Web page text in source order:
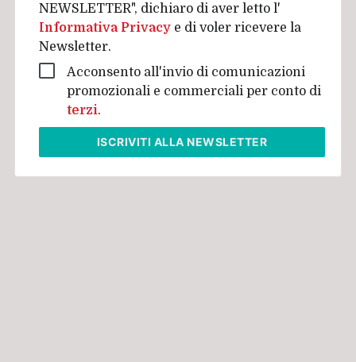
NEWSLETTER", dichiaro di aver letto l'
Informativa Privacy e di voler ricevere la
Newsletter.
Acconsento all'invio di comunicazioni
promozionali e commerciali per conto di
terzi.
ISCRIVITI ALLA NEWSLETTER